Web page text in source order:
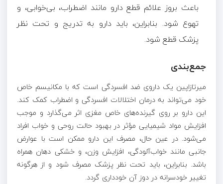
باعث بروز علائم قطع دارو مانند اضطراب، بی‌خوابی، و
تهوع شود. بنابراین، باید دارو به تدریج و تحت نظر
پزشک قطع شود.
جمع‌بندی
میرتازاپین یک داروی ضد افسردگی است که با مکانیسم خاص
خود می‌تواند به درمان اختلالات افسردگی و اضطراب کمک کند.
این دارو بر روی گیرنده‌های خاص مغزی اثر می‌گذارد و موجب
افزایش مواد شیمیایی مؤثر در بهبود حالت روحی و خواب افراد
می‌شود. در عین حال، مصرف این دارو ممکن است با عوارض
جانبی مانند خواب‌آلودگی، افزایش وزن، و خشکی دهان همراه
باشد. بنابراین، باید تحت نظر پزشک مصرف شود و از هرگونه
تغییر خودسرانه در دوز آن خودداری گردد.